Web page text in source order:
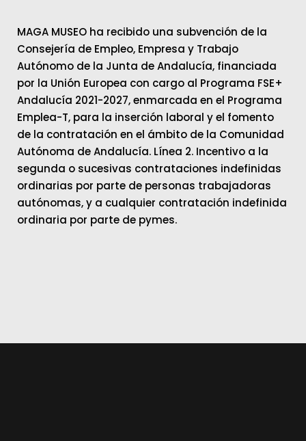
MAGA MUSEO ha recibido una subvención de la
Consejería de Empleo, Empresa y Trabajo
Autónomo de la Junta de Andalucía, financiada
por la Unión Europea con cargo al Programa FSE+
Andalucía 2021-2027, enmarcada en el Programa
Emplea-T, para la inserción laboral y el fomento
de la contratación en el ámbito de la Comunidad
Autónoma de Andalucía. Línea 2. Incentivo a la
segunda o sucesivas contrataciones indefinidas
ordinarias por parte de personas trabajadoras
autónomas, y a cualquier contratación indefinida
ordinaria por parte de pymes.